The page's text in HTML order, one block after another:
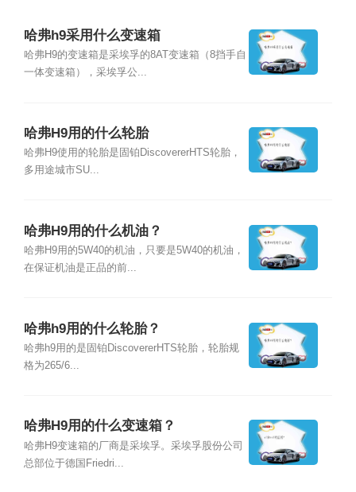
哈弗h9采用什么变速箱
哈弗H9的变速箱是采埃孚的8AT变速箱（8挡手自
一体变速箱），采埃孚公...
哈弗H9用的什么轮胎
哈弗H9使用的轮胎是固铂DiscovererHTS轮胎，
多用途城市SU...
哈弗H9用的什么机油？
哈弗H9用的5W40的机油，只要是5W40的机油，
在保证机油是正品的前...
哈弗h9用的什么轮胎？
哈弗h9用的是固铂DiscovererHTS轮胎，轮胎规
格为265/6...
哈弗H9用的什么变速箱？
哈弗H9变速箱的厂商是采埃孚。采埃孚股份公司
总部位于德国Friedri...